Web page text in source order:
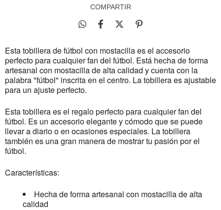
COMPARTIR
Esta tobillera de fútbol con mostacilla es el accesorio
perfecto para cualquier fan del fútbol. Está hecha de forma
artesanal con mostacilla de alta calidad y cuenta con la
palabra "fútbol" inscrita en el centro. La tobillera es ajustable
para un ajuste perfecto.
Esta tobillera es el regalo perfecto para cualquier fan del
fútbol. Es un accesorio elegante y cómodo que se puede
llevar a diario o en ocasiones especiales. La tobillera
también es una gran manera de mostrar tu pasión por el
fútbol.
Características:
Hecha de forma artesanal con mostacilla de alta
calidad